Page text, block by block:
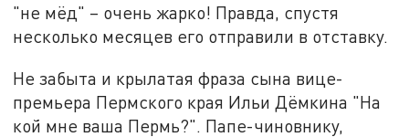
"не мёд" – очень жарко! Правда, спустя
несколько месяцев его отправили в отставку.
Не забыта и крылатая фраза сына вице-
премьера Пермского края Ильи Дёмкина "На
кой мне ваша Пермь?". Папе-чиновнику,